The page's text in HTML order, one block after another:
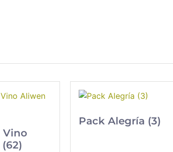
Vino
Pack Alegría (3)